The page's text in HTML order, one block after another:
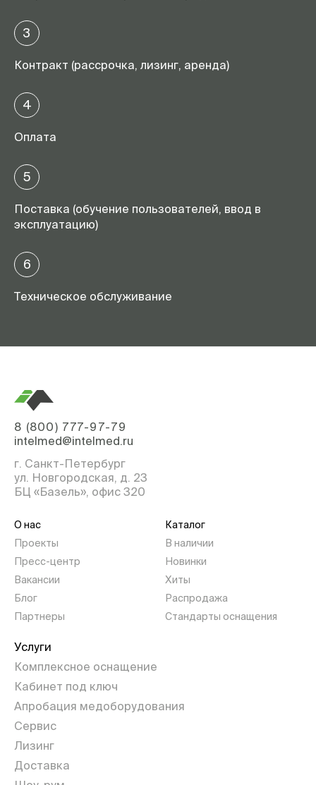
3
Контракт (рассрочка, лизинг, аренда)
4
Оплата
5
Поставка (обучение пользователей, ввод в
эксплуатацию)
6
Техническое обслуживание
8 (800) 777-97-79
intelmed@intelmed.ru
г. Санкт-Петербург
ул. Новгородская, д. 23
БЦ «Базель», офис 320
О нас
Проекты
Пресс-центр
Вакансии
Блог
Партнеры
Каталог
В наличии
Новинки
Хиты
Распродажа
Стандарты оснащения
Услуги
Комплексное оснащение
Кабинет под ключ
Апробация медоборудования
Сервис
Лизинг
Доставка